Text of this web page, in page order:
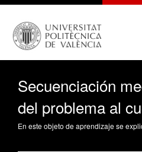
Secuenciación
del problema al